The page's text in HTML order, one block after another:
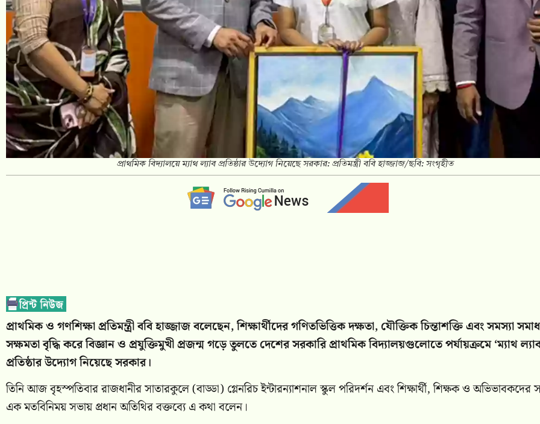
প্রাথমিক বিদ্যালয়ে ম্যাথ ল্যাব প্রতিষ্ঠার উদ্যোগ নিয়েছে সরকার: প্রতিমন্ত্রী ববি হাজ্জাজ/ছবি: সংগৃহীত
প্রাথমিক ও গণশিক্ষা প্রতিমন্ত্রী ববি হাজ্জাজ বলেছেন, শিক্ষার্থীদের গণিতভিত্তিক দক্ষতা, যৌক্তিক চিন্তাশক্তি এবং সমস্যা
সক্ষমতা বৃদ্ধি করে বিজ্ঞান ও প্রযুক্তিমুখী প্রজন্ম গড়ে তুলতে দেশের সরকারি প্রাথমিক বিদ্যালয়গুলোতে পর্যায়ক্রমে ‘ম্যাথ
প্রতিষ্ঠার উদ্যোগ নিয়েছে সরকার।
তিনি আজ বৃহস্পতিবার রাজধানীর সাতারকুলে (বাড্ডা) গ্লেনরিচ ইন্টারন্যাশনাল স্কুল পরিদর্শন এবং শিক্ষার্থী, শিক্ষক ও অভিভাবকদের
এক মতবিনিময় সভায় প্রধান অতিথির বক্তব্যে এ কথা বলেন।